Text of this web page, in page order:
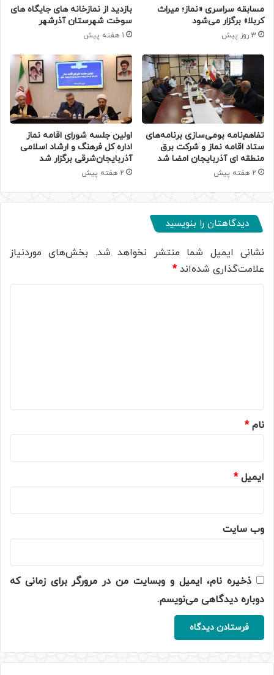
مسابقه سراسری «نماز؛ میراث
کربلا» برگزار می‌شود
3 روز پیش
بازدید از نمازخانه های جایگاه های
سوخت شهرستان آذرشهر
1 هفته پیش
تفاهم‌نامه بومی‌سازی برنامه‌های
ستاد اقامه نماز و شرکت برق
منطقه ای آذربایجان امضا شد
2 هفته پیش
اولین جلسه شورای اقامه نماز
اداره کل فرهنگ و ارشاد اسلامی
آذربایجان‌شرقی برگزار شد
2 هفته پیش
دیدگاهتان را بنویسید
نشانی ایمیل شما منتشر نخواهد شد. بخش‌های موردنیاز
علامت‌گذاری شده‌اند*
نام*
ایمیل*
وب‌ سایت
ذخیره نام، ایمیل و وبسایت من در مرورگر برای زمانی که
دوباره دیدگاهی می‌نویسم.